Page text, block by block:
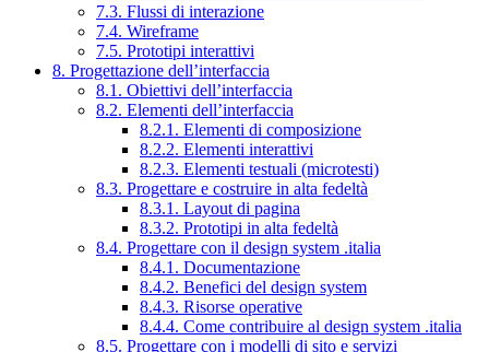
7.3. Flussi di interazione
7.4. Wireframe
7.5. Prototipi interattivi
8. Progettazione dell’interfaccia
8.1. Obiettivi dell’interfaccia
8.2. Elementi dell’interfaccia
8.2.1. Elementi di composizione
8.2.2. Elementi interattivi
8.2.3. Elementi testuali (microtesti)
8.3. Progettare e costruire in alta fedeltà
8.3.1. Layout di pagina
8.3.2. Prototipi in alta fedeltà
8.4. Progettare con il design system .italia
8.4.1. Documentazione
8.4.2. Benefici del design system
8.4.3. Risorse operative
8.4.4. Come contribuire al design system .italia
8.5. Progettare con i modelli di sito e servizi